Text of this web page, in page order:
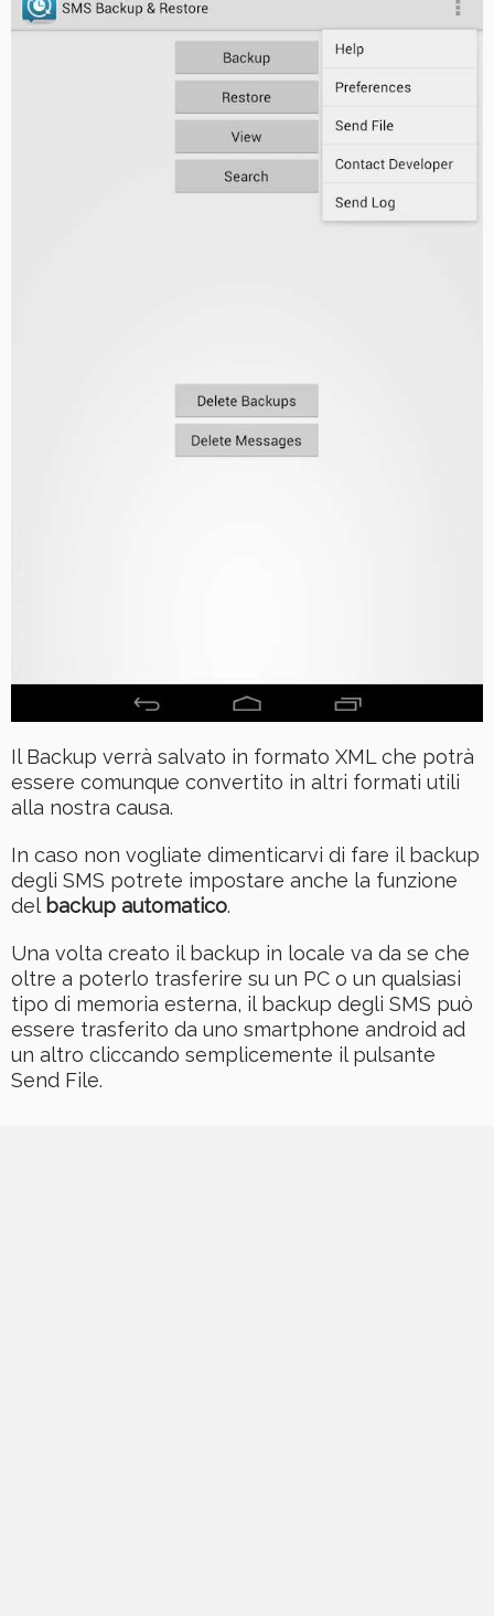
Il Backup verrà salvato in formato XML che potrà
essere comunque convertito in altri formati utili
alla nostra causa.
In caso non vogliate dimenticarvi di fare il backup
degli SMS potrete impostare anche la funzione
del backup automatico.
Una volta creato il backup in locale va da se che
oltre a poterlo trasferire su un PC o un qualsiasi
tipo di memoria esterna, il backup degli SMS può
essere trasferito da uno smartphone android ad
un altro cliccando semplicemente il pulsante
Send File.